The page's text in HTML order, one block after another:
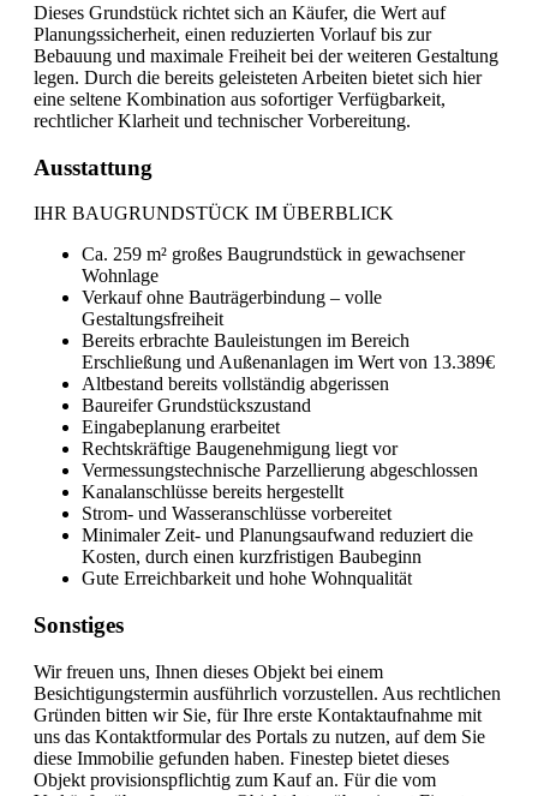
Dieses Grundstück richtet sich an Käufer, die Wert auf
Planungssicherheit, einen reduzierten Vorlauf bis zur
Bebauung und maximale Freiheit bei der weiteren Gestaltung
legen. Durch die bereits geleisteten Arbeiten bietet sich hier
eine seltene Kombination aus sofortiger Verfügbarkeit,
rechtlicher Klarheit und technischer Vorbereitung.
Ausstattung
IHR BAUGRUNDSTÜCK IM ÜBERBLICK
Ca. 259 m² großes Baugrundstück in gewachsener
Wohnlage
Verkauf ohne Bauträgerbindung – volle
Gestaltungsfreiheit
Bereits erbrachte Bauleistungen im Bereich
Erschließung und Außenanlagen im Wert von 13.389€
Altbestand bereits vollständig abgerissen
Baureifer Grundstückszustand
Eingabeplanung erarbeitet
Rechtskräftige Baugenehmigung liegt vor
Vermessungstechnische Parzellierung abgeschlossen
Kanalanschlüsse bereits hergestellt
Strom- und Wasseranschlüsse vorbereitet
Minimaler Zeit- und Planungsaufwand reduziert die
Kosten, durch einen kurzfristigen Baubeginn
Gute Erreichbarkeit und hohe Wohnqualität
Sonstiges
Wir freuen uns, Ihnen dieses Objekt bei einem
Besichtigungstermin ausführlich vorzustellen. Aus rechtlichen
Gründen bitten wir Sie, für Ihre erste Kontaktaufnahme mit
uns das Kontaktformular des Portals zu nutzen, auf dem Sie
diese Immobilie gefunden haben. Finestep bietet dieses
Objekt provisionspflichtig zum Kauf an. Für die vom